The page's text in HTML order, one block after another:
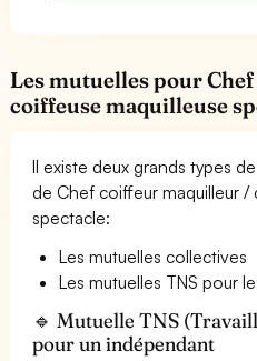
Les mutuelles pour
coiffeuse maquilleuse
Il existe deux grands types
de Chef coiffeur maquilleur /
spectacle:
Les mutuelles collectives
Les mutuelles TNS pour
🔹 Mutuelle TNS
pour un indépendant